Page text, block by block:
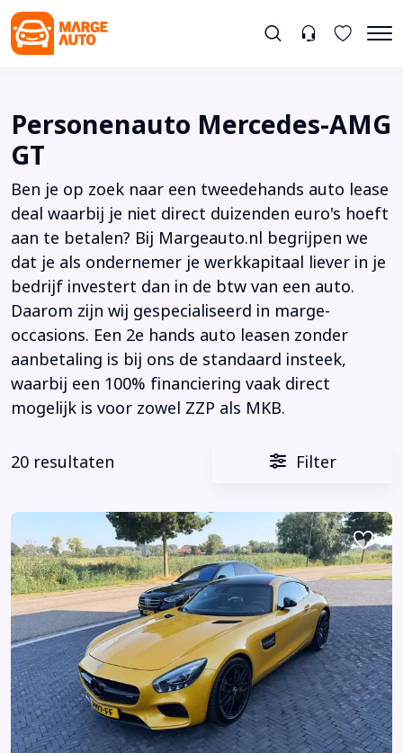
Personenauto Mercedes-AMG
GT
Ben je op zoek naar een tweedehands auto lease
deal waarbij je niet direct duizenden euro's hoeft
aan te betalen? Bij Margeauto.nl begrijpen we
dat je als ondernemer je werkkapitaal liever in je
bedrijf investert dan in de btw van een auto.
Daarom zijn wij gespecialiseerd in marge-
occasions. Een 2e hands auto leasen zonder
aanbetaling is bij ons de standaard insteek,
waarbij een 100% financiering vaak direct
mogelijk is voor zowel ZZP als MKB.
20 resultaten Filter